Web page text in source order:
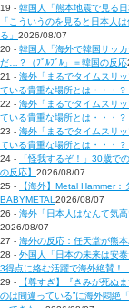
19 - 韓国人「熊本地震で見る
「こういうのを見ると日本人
る」 2026/08/07
20 - 韓国人「海外で韓国サッ
だ…？（ﾌﾞﾙﾌﾞﾙ」＝韓国の反応
21 - 海外「まるでタイムスリ
ている貴重な場所とは・・・？
22 - 海外「まるでタイムスリ
ている貴重な場所とは・・・？
23 - 海外「まるでタイムスリ
ている貴重な場所とは・・・？
24 -
「怪我するぞ！」30歳で
の反応】 2026/08/07
25 -
【海外】Metal Hammer
BABYMETAL2026/08/07
26 - 海外「日本人はなんて気
2026/08/07
27 - 海外の反応：任天堂が熊
28 - 外国人「日本の未来は安
3得点に絡む活躍で海外絶賛！
29 -
【尊すぎ】『きみが死ぬ
のは間違っている”に海外悶絶